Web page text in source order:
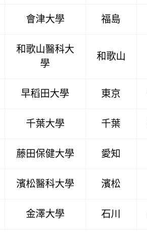
會津大學 福島
和歌山醫科大
學
和歌山
早稻田大學 東京
千葉大學 千葉
藤田保健大學 愛知
濱松醫科大學 濱松
金澤大學 石川